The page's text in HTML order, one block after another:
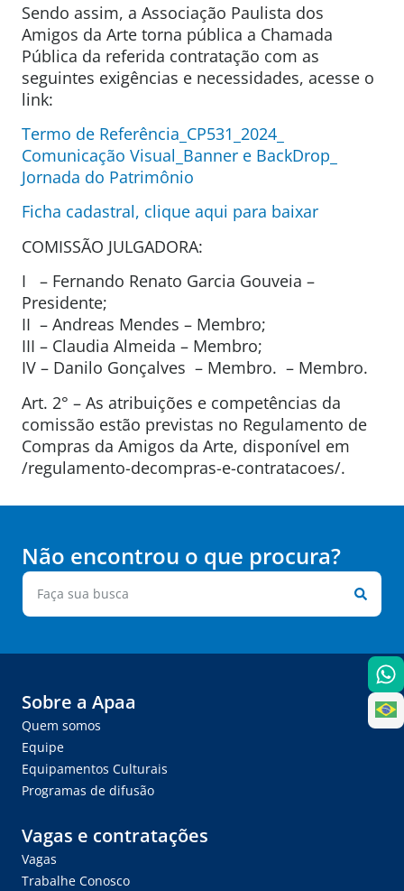
Sendo assim, a Associação Paulista dos
Amigos da Arte torna pública a Chamada
Pública da referida contratação com as
seguintes exigências e necessidades, acesse o
link:
Termo de Referência_CP531_2024_
Comunicação Visual_Banner e BackDrop_
Jornada do Patrimônio
Ficha cadastral, clique aqui para baixar
COMISSÃO JULGADORA:
I – Fernando Renato Garcia Gouveia –
Presidente;
II – Andreas Mendes – Membro;
III – Claudia Almeida – Membro;
IV – Danilo Gonçalves – Membro. – Membro.
Art. 2° – As atribuições e competências da
comissão estão previstas no Regulamento de
Compras da Amigos da Arte, disponível em
/regulamento-decompras-e-contratacoes/.
Não encontrou o que procura?
Sobre a Apaa
Quem somos
Equipe
Equipamentos Culturais
Programas de difusão
Vagas e contratações
Vagas
Trabalhe Conosco